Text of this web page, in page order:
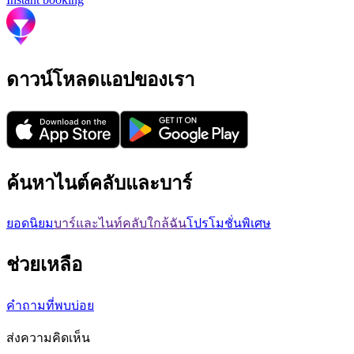
ดาวน์โหลดแอปของเรา
ค้นหาไนต์คลับและบาร์
ยอดนิยมบาร์และไนท์คลับใกล้ฉันโปรโมชั่นพิเศษ
ช่วยเหลือ
คำถามที่พบบ่อย
ส่งความคิดเห็น